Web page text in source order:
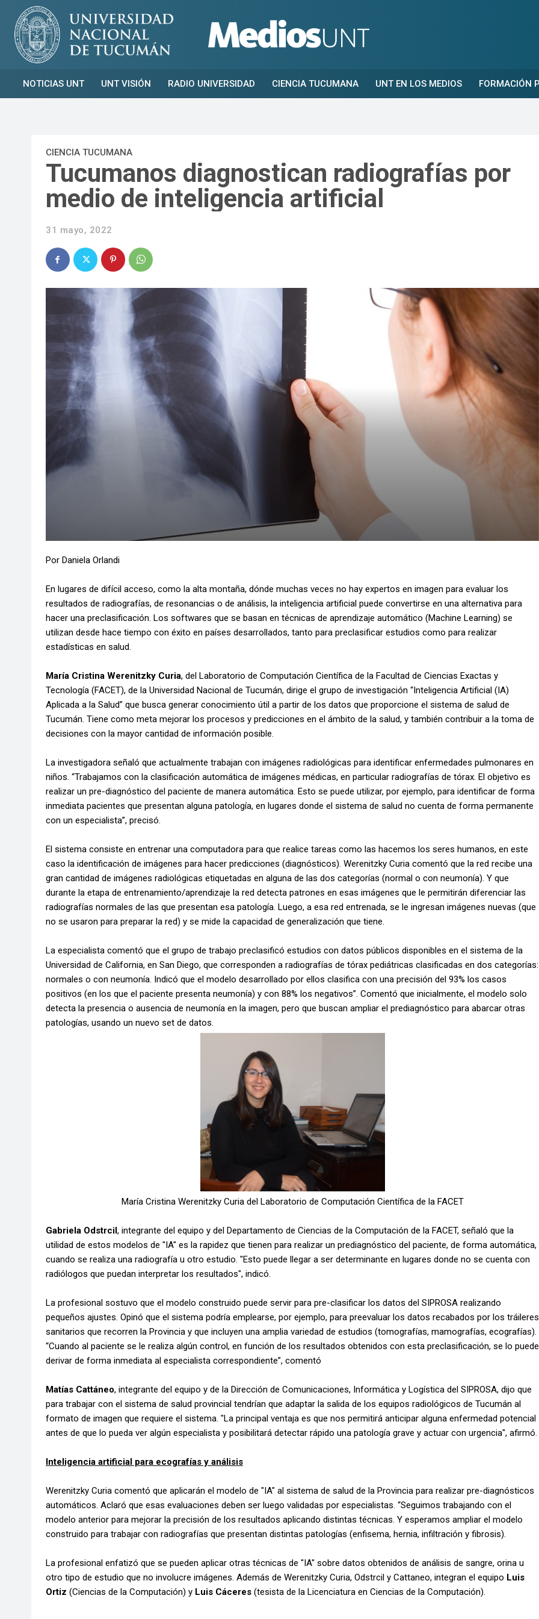
NOTICIAS UNT UNT VISIÓN RADIO UNIVERSIDAD CIENCIA TUCUMANA UNT EN LOS MEDIOS FORMACIÓN
CIENCIA TUCUMANA
Tucumanos diagnostican radiografías por
medio de inteligencia artificial
31 mayo, 2022
Por Daniela Orlandi
En lugares de difícil acceso, como la alta montaña, dónde muchas veces no hay expertos en imagen para evaluar los
resultados de radiografías, de resonancias o de análisis, la inteligencia artificial puede convertirse en una alternativa para
hacer una preclasificación. Los softwares que se basan en técnicas de aprendizaje automático (Machine Learning) se
utilizan desde hace tiempo con éxito en países desarrollados, tanto para preclasificar estudios como para realizar
estadísticas en salud.
María Cristina Werenitzky Curia, del Laboratorio de Computación Científica de la Facultad de Ciencias Exactas y
Tecnología (FACET), de la Universidad Nacional de Tucumán, dirige el grupo de investigación “Inteligencia Artificial (IA)
Aplicada a la Salud” que busca generar conocimiento útil a partir de los datos que proporcione el sistema de salud de
Tucumán. Tiene como meta mejorar los procesos y predicciones en el ámbito de la salud, y también contribuir a la toma de
decisiones con la mayor cantidad de información posible.
La investigadora señaló que actualmente trabajan con imágenes radiológicas para identificar enfermedades pulmonares en
niños. “Trabajamos con la clasificación automática de imágenes médicas, en particular radiografías de tórax. El objetivo es
realizar un pre-diagnóstico del paciente de manera automática. Esto se puede utilizar, por ejemplo, para identificar de forma
inmediata pacientes que presentan alguna patología, en lugares donde el sistema de salud no cuenta de forma permanente
con un especialista”, precisó.
El sistema consiste en entrenar una computadora para que realice tareas como las hacemos los seres humanos, en este
caso la identificación de imágenes para hacer predicciones (diagnósticos). Werenitzky Curia comentó que la red recibe una
gran cantidad de imágenes radiológicas etiquetadas en alguna de las dos categorías (normal o con neumonía). Y que
durante la etapa de entrenamiento/aprendizaje la red detecta patrones en esas imágenes que le permitirán diferenciar las
radiografías normales de las que presentan esa patología. Luego, a esa red entrenada, se le ingresan imágenes nuevas (que
no se usaron para preparar la red) y se mide la capacidad de generalización que tiene.
La especialista comentó que el grupo de trabajo preclasificó estudios con datos públicos disponibles en el sistema de la
Universidad de California, en San Diego, que corresponden a radiografías de tórax pediátricas clasificadas en dos categorías:
normales o con neumonía. Indicó que el modelo desarrollado por ellos clasifica con una precisión del 93% los casos
positivos (en los que el paciente presenta neumonía) y con 88% los negativos”. Comentó que inicialmente, el modelo solo
detecta la presencia o ausencia de neumonía en la imagen, pero que buscan ampliar el prediagnóstico para abarcar otras
patologías, usando un nuevo set de datos.
María Cristina Werenitzky Curia del Laboratorio de Computación Científica de la FACET
Gabriela Odstrcil, integrante del equipo y del Departamento de Ciencias de la Computación de la FACET, señaló que la
utilidad de estos modelos de "IA" es la rapidez que tienen para realizar un prediagnóstico del paciente, de forma automática,
cuando se realiza una radiografía u otro estudio. "Esto puede llegar a ser determinante en lugares donde no se cuenta con
radiólogos que puedan interpretar los resultados", indicó.
La profesional sostuvo que el modelo construido puede servir para pre-clasificar los datos del SIPROSA realizando
pequeños ajustes. Opinó que el sistema podría emplearse, por ejemplo, para preevaluar los datos recabados por los tráileres
sanitarios que recorren la Provincia y que incluyen una amplia variedad de estudios (tomografías, mamografías, ecografías).
“Cuando al paciente se le realiza algún control, en función de los resultados obtenidos con esta preclasificación, se lo puede
derivar de forma inmediata al especialista correspondiente”, comentó
Matías Cattáneo, integrante del equipo y de la Dirección de Comunicaciones, Informática y Logística del SIPROSA, dijo que
para trabajar con el sistema de salud provincial tendrían que adaptar la salida de los equipos radiológicos de Tucumán al
formato de imagen que requiere el sistema. "La principal ventaja es que nos permitirá anticipar alguna enfermedad potencial
antes de que lo pueda ver algún especialista y posibilitará detectar rápido una patología grave y actuar con urgencia", afirmó.
Inteligencia artificial para ecografías y análisis
Werenitzky Curia comentó que aplicarán el modelo de "IA" al sistema de salud de la Provincia para realizar pre-diagnósticos
automáticos. Aclaró que esas evaluaciones deben ser luego validadas por especialistas. “Seguimos trabajando con el
modelo anterior para mejorar la precisión de los resultados aplicando distintas técnicas. Y esperamos ampliar el modelo
construido para trabajar con radiografías que presentan distintas patologías (enfisema, hernia, infiltración y fibrosis).
La profesional enfatizó que se pueden aplicar otras técnicas de "IA" sobre datos obtenidos de análisis de sangre, orina u
otro tipo de estudio que no involucre imágenes. Además de Werenitzky Curia, Odstrcil y Cattaneo, integran el equipo Luis
Ortiz (Ciencias de la Computación) y Luis Cáceres (tesista de la Licenciatura en Ciencias de la Computación).